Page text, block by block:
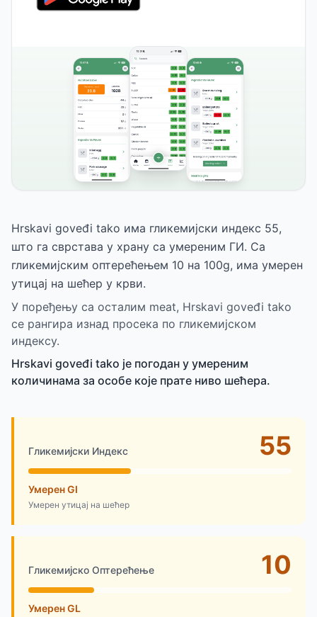
Hrskavi goveđi tako има гликемијски индекс 55,
што га сврстава у храну са умереним ГИ. Са
гликемијским оптерећењем 10 на 100g, има умерен
утицај на шећер у крви.
У поређењу са осталим meat, Hrskavi goveđi tako
се рангира изнад просека по гликемијском
индексу.
Hrskavi goveđi tako је погодан у умереним
количинама за особе које прате ниво шећера.
Гликемијски Индекс 55
Умерен GI
Умерен утицај на шећер
Гликемијско Оптерећење 10
Умерен GL